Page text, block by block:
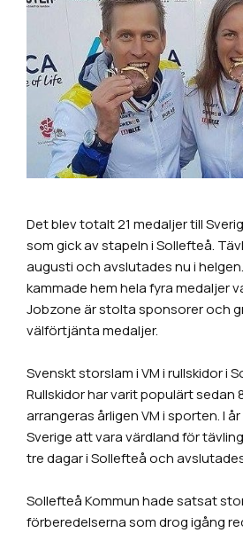
Det blev totalt 21 medaljer till
som gick av stapeln i Sollefteå.
augusti och avslutades nu i
kammade hem hela fyra medaljer
Jobzone är stolta sponsorer och
välförtjänta medaljer.
Svenskt storslam i VM i rullskidor i
Rullskidor har varit populärt
arrangeras årligen VM i sporten. I
Sverige att vara värdland för
tre dagar i Sollefteå och
Sollefteå Kommun hade satsat
förberedelserna som drog igång